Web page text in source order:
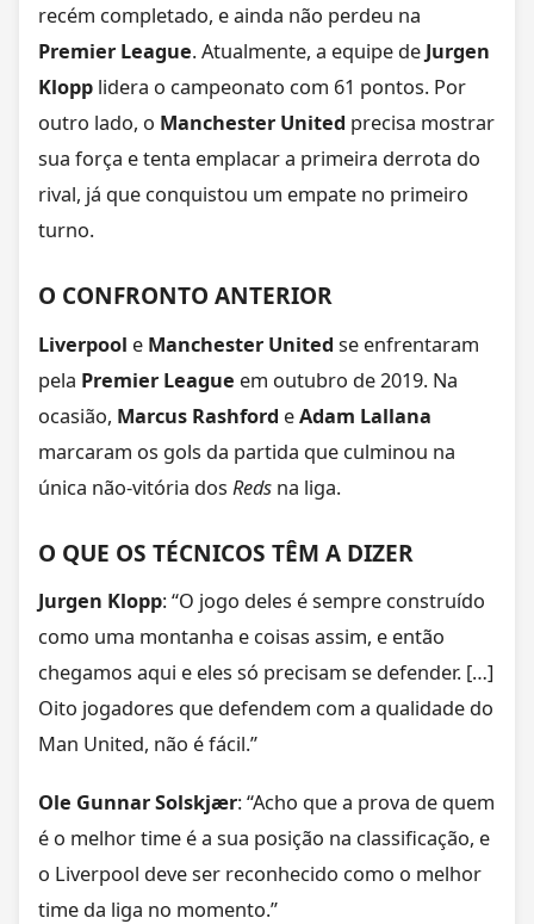
recém completado, e ainda não perdeu na
Premier League. Atualmente, a equipe de Jurgen
Klopp lidera o campeonato com 61 pontos. Por
outro lado, o Manchester United precisa mostrar
sua força e tenta emplacar a primeira derrota do
rival, já que conquistou um empate no primeiro
turno.
O CONFRONTO ANTERIOR
Liverpool e Manchester United se enfrentaram
pela Premier League em outubro de 2019. Na
ocasião, Marcus Rashford eAdam Lallana
marcaram os gols da partida que culminou na
única não-vitória dos Reds na liga.
O QUE OS TÉCNICOS TÊM A DIZER
Jurgen Klopp: “O jogo deles é sempre construído
como uma montanha e coisas assim, e então
chegamos aqui e eles só precisam se defender. […]
Oito jogadores que defendem com a qualidade do
Man United, não é fácil.”
Ole Gunnar Solskjær: “Acho que a prova de quem
é o melhor time é a sua posição na classificação, e
o Liverpool deve ser reconhecido como o melhor
time da liga no momento.”